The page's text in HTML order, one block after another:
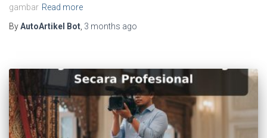
gambar Read more
ByAutoArtikel Bot, 3 months ago